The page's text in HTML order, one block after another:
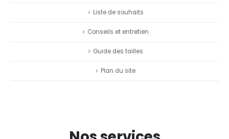
Liste de souhaits
Conseils et entretien
Guide des tailles
Plan du site